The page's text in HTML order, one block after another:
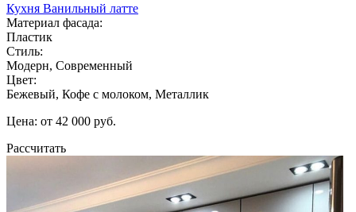
Кухня Ванильный латте
Материал фасада:
Пластик
Стиль:
Модерн, Современный
Цвет:
Бежевый, Кофе с молоком, Металлик
Цена: от 42 000 руб.
Рассчитать